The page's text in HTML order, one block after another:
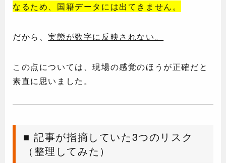
なるため、国籍データには出てきません。
だから、実態が数字に反映されない。
この点については、現場の感覚のほうが正確だと
素直に思いました。
■ 記事が指摘していた3つのリスク
（整理してみた）